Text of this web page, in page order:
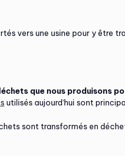
vers une usine pour y être
que nous produisons
utilisés aujourd’hui sont
sont transformés en